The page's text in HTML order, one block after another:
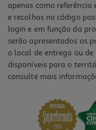
apenas como
e recolhas no código
login e em função da
serão apresentados os
o local de entrega ou
disponíveis para o
consulte mais